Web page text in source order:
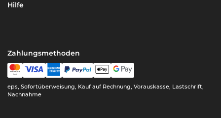
Hilfe
Zahlungsmethoden
eps, Sofortüberweisung, Kauf auf Rechnung, Vorauskasse, Lastschrift,
Nachnahme